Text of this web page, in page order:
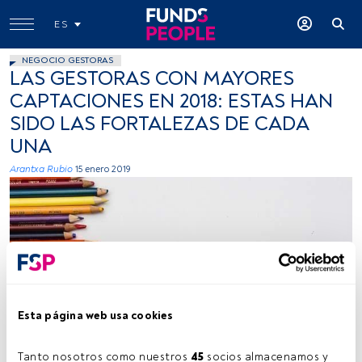
Esta página web usa cookies
Tanto nosotros como nuestros 45 socios almacenamos y
ES
NEGOCIO GESTORAS
LAS GESTORAS CON MAYORES
CAPTACIONES EN 2018: ESTAS HAN
SIDO LAS FORTALEZAS DE CADA
UNA
Arantxa Rubio 15 enero 2019
Photo by Kelli Tungay on Unsplash Copy